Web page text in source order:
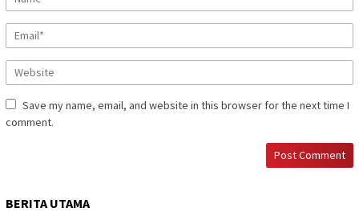
Save my name, email, and website in this browser for the next time I
comment.
BERITA UTAMA